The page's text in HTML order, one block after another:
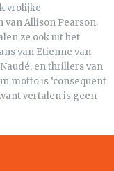
vrolijke
van Allison Pearson.
ze ook uit het
van Etienne van
Naudé, en thrillers van
motto is ‘consequent
vertalen is geen